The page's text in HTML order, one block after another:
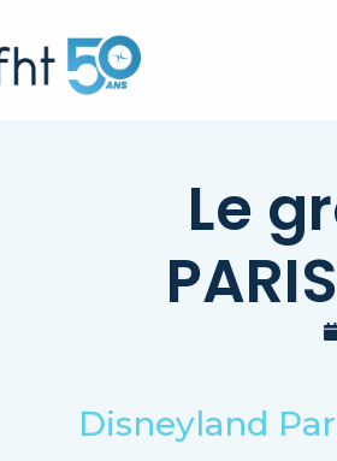
Le
Disneyland